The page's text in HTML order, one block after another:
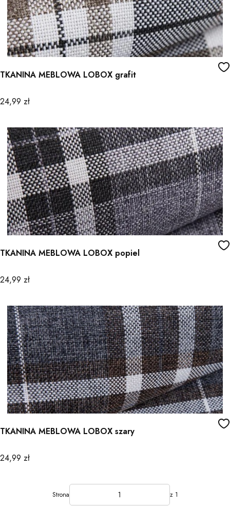
TKANINA MEBLOWA LOBOX grafit
Cena
24,99 zł
TKANINA MEBLOWA LOBOX popiel
Cena
24,99 zł
TKANINA MEBLOWA LOBOX szary
Cena
24,99 zł
Strona z 1